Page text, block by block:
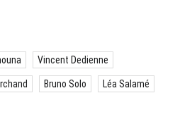
Vincent Dedienne
Bruno Solo Léa Salamé